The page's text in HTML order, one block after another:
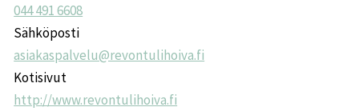
044 491 6608
Sähköposti
asiakaspalvelu@revontulihoiva.fi
Kotisivut
http://www.revontulihoiva.fi